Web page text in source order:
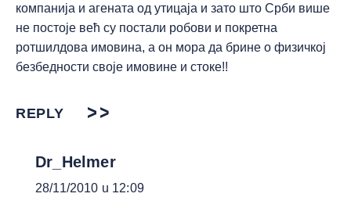
компанија и агената од утицаја и зато што Срби више
не постоје већ су постали робови и покретна
ротшилдова имовина, а он мора да брине о физичкој
безбедности своје имовине и стоке!!
REPLY
Dr_Helmer
28/11/2010 u 12:09